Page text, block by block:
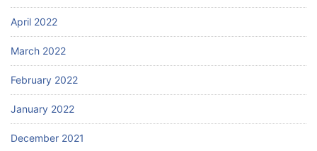
April 2022
March 2022
February 2022
January 2022
December 2021